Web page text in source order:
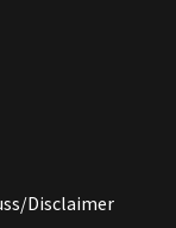
Disclaimer